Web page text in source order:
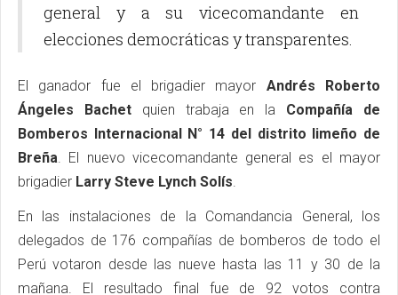
general y a su vicecomandante en
elecciones democráticas y transparentes.
El ganador fue el brigadier mayor Andrés Roberto
Ángeles Bachetquien trabaja en la Compañía de
Bomberos Internacional N° 14 del distrito limeño de
Breña . El nuevo vicecomandante general es el mayor
brigadier Larry Steve Lynch Solís
En las instalaciones de la Comandancia General, los
delegados de 176 compañías de bomberos de todo el
Perú votaron desde las nueve hasta las 11 y 30 de la
mañana. El resultado final fue de 92 votos contra